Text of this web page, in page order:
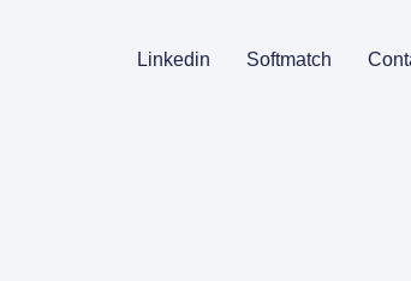
Linkedin Softmatch